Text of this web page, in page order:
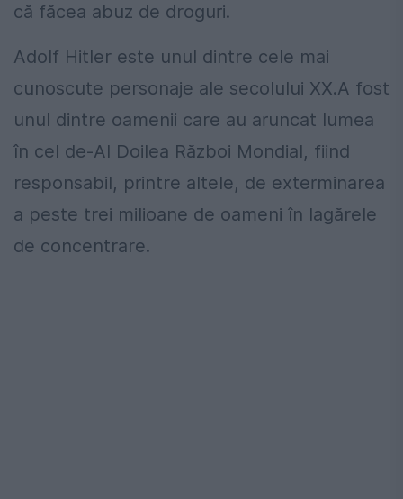
că făcea abuz de droguri.
Adolf Hitler este unul dintre cele mai
cunoscute personaje ale secolului XX.A fost
unul dintre oamenii care au aruncat lumea
în cel de-Al Doilea Război Mondial, fiind
responsabil, printre altele, de exterminarea
a peste trei milioane de oameni în lagărele
de concentrare.